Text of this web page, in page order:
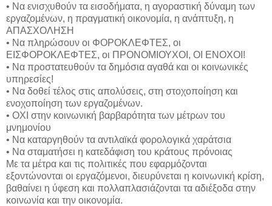
• Να ενισχυθούν τα εισοδήματα, η αγοραστική δύναμη των
εργαζομένων, η πραγματική οικονομία, η ανάπτυξη, η
ΑΠΑΣΧΟΛΗΣΗ
• Να πληρώσουν οι ΦΟΡΟΚΛΕΦΤΕΣ, οι
ΕΙΣΦΟΡΟΚΛΕΦΤΕΣ, οι ΠΡΟΝΟΜΙΟΥΧΟΙ, ΟΙ ΕΝΟΧΟΙ!
• Να προστατευθούν τα δημόσια αγαθά και οι κοινωνικές
υπηρεσίες!
• Να δοθεί τέλος στις απολύσεις, στη στοχοποίηση και
ενοχοποίηση των εργαζομένων.
• ΟΧΙ στην κοινωνική βαρβαρότητα των μέτρων του
μνημονίου
• Να καταργηθούν τα αντιλαϊκά φορολογικά χαράτσια
• Να σταματήσει η κατεδάφιση του κράτους πρόνοιας
Με τα μέτρα και τις πολιτικές που εφαρμόζονται
εξοντώνονται οι εργαζόμενοι, διευρύνεται η κοινωνική κρίση,
βαθαίνει η ύφεση και πολλαπλασιάζονται τα αδιέξοδα στην
κοινωνία και την οικονομία.